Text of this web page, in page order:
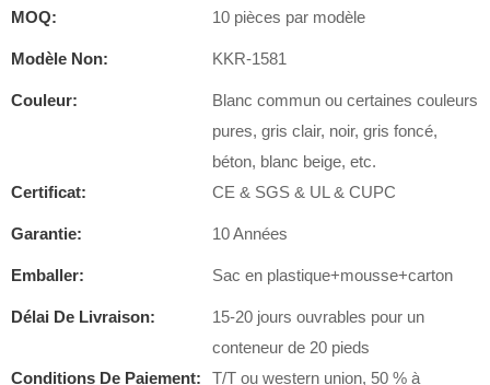
MOQ: 10 pièces par modèle
Modèle Non: KKR-1581
Couleur:
Blanc commun ou certaines couleurs
pures, gris clair, noir, gris foncé,
béton, blanc beige, etc.
Certificat:
CE & SGS & UL & CUPC
Garantie: 10 Années
Emballer: Sac en plastique+mousse+carton
Délai De Livraison:
15-20 jours ouvrables pour un
conteneur de 20 pieds
Conditions De Paiement:
T/T ou western union, 50 % à